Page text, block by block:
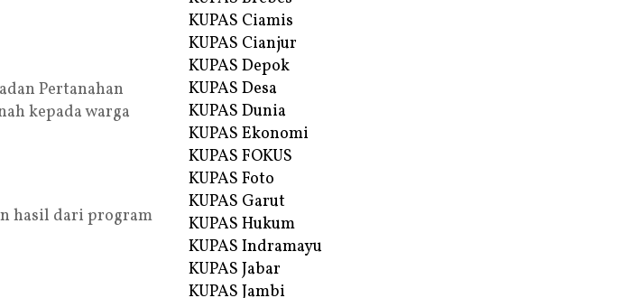
Pertanahan
kepada warga
hasil dari program
KUPAS Ciamis
KUPAS Cianjur
KUPAS Depok
KUPAS Desa
KUPAS Dunia
KUPAS Ekonomi
KUPAS FOKUS
KUPAS Foto
KUPAS Garut
KUPAS Hukum
KUPAS Indramayu
KUPAS Jabar
KUPAS Jambi